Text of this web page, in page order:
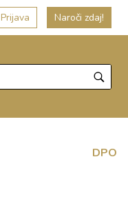
Prijava Naroči zdaj!
DPO